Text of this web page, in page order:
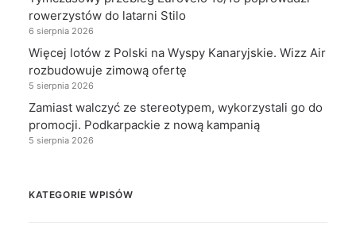
rowerzystów do latarni Stilo
6 sierpnia 2026
Więcej lotów z Polski na Wyspy Kanaryjskie. Wizz Air
rozbudowuje zimową ofertę
5 sierpnia 2026
Zamiast walczyć ze stereotypem, wykorzystali go do
promocji. Podkarpackie z nową kampanią
5 sierpnia 2026
KATEGORIE WPISÓW